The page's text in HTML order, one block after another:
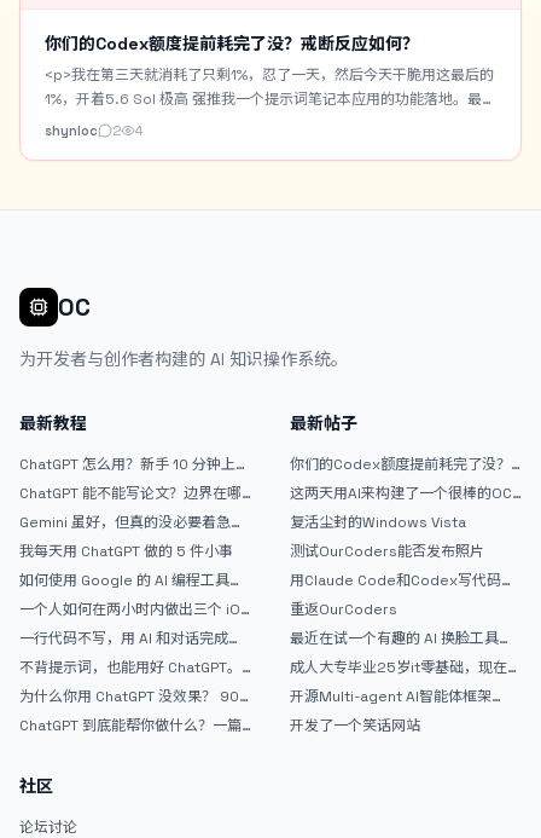
你们的Codex额度提前耗完了没？戒断反应如何？
<p>我在第三天就消耗了只剩1%，忍了一天，然后今天干脆用这最后的
1%，开着5.6 Sol 极高 强推我一个提示词笔记本应用的功能落地。最终
用时3小时，居然还是跑完了。但是现在还是出现一些戒断反应，感觉
色定妆图。之后生图可以直接调用AI模特自动作为垫图。</p> <p>这是
AI模特资产库的界面： <img
da69da9d72a8.webp" alt="1bb0d28b-c7dd-4327-bafa-
搜索： <img src="/upload/thread/202608/3e15b6e7-345f-
48b4-aeff-1bbd89afe9d3.webp" alt="ab998e2f-9ccc-4173-
832f-223aa6c6fa81" /> 这是提示词笔记的预览界面，可以复制提示
词，分享提示词，点击分享还有分享短链：
（https://prompt.jintao.co.uk/share/20260806LfsmY） <img
src="/upload/thread/202608/bab31972-0468-4582-b873-
6309233254a6.webp" alt="20260806-201213" /> 可惜现在没额
度了，我又不想换模型折腾。现在还有些界面细节和小功能需要落地完
善，可能还要虫子要抓。弄好了，打算放GitHub开源。</p> <p>有朋
友想试试的么？</p>
shynloc 2 4
OC
为开发者与创作者构建的 AI 知识操作系统。
最新教程
ChatGPT 怎么用？新手 10 分钟上手
ChatGPT 能不能写论文？边界在哪
Gemini 虽好，但真的没必要着急放
弃 ChatGPT
我每天用 ChatGPT 做的 5 件小事
如何使用 Google 的 AI 编程工具
AntiGravity：独立开发者的新时代
武器
一个人如何在两小时内做出三个 iOS
APP？｜AntiGravity + Gemini 3 实
战完整记录
一行代码不写，用 AI 和对话完成一
个完整网站：《图书天堂》实战记录
不背提示词，也能用好 ChatGPT。
一个万能提问模板
为什么你用 ChatGPT 没效果？ 90%
的人第一步就问错了
ChatGPT 到底能帮你做什么？一篇
最新帖子
你们的Codex额度提前耗完了没？
戒断反应如何？
这两天用AI来构建了一个很棒的OC
论坛精华区
复活尘封的Windows Vista
测试OurCoders能否发布照片
用Claude Code和Codex写代码真
的爽，但是App怎么挣钱还是很难啊
重返OurCoders
最近在试一个有趣的 AI 换脸工具，
效果挺不错
成人大专毕业25岁it零基础，现在想
考软件设计师，有什么好的建议吗，
谢谢！
开源Multi-agent AI智能体框架
aevatar.ai，欢迎大家贡献代码
开发了一个笑话网站
社区
论坛讨论